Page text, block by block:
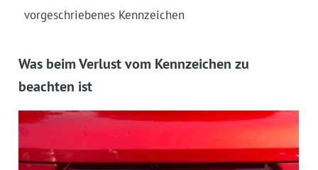
vorgeschriebenes Kennzeichen
Was beim Verlust vom Kennzeichen zu
beachten ist